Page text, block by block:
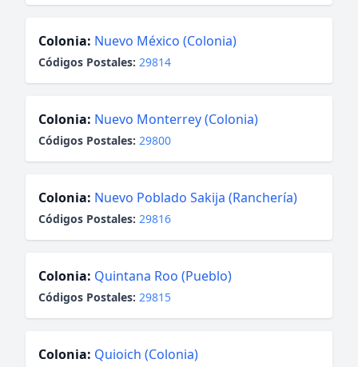
Colonia: Nuevo México (Colonia)
Códigos Postales: 29814
Colonia: Nuevo Monterrey (Colonia)
Códigos Postales: 29800
Colonia: Nuevo Poblado Sakija (Ranchería)
Códigos Postales: 29816
Colonia: Quintana Roo (Pueblo)
Códigos Postales: 29815
Colonia: Quioich (Colonia)